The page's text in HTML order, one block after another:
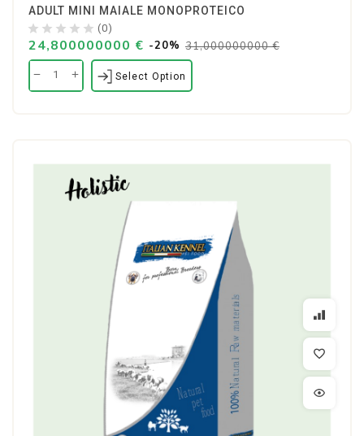
ADULT MINI MAIALE MONOPROTEICO
(0)
24,800000000 € -20% 31,000000000 €
Select Option